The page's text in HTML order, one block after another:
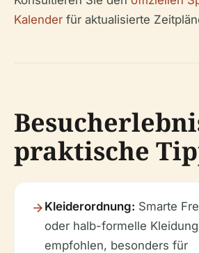
Kalender für aktualisierte
praktische
Kleiderordnung: Smarte
oder halb-formelle
empfohlen, besonders für